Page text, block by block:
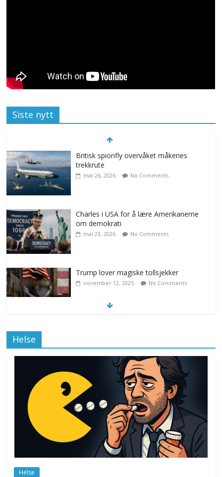
Siste nytt
Britisk spionfly overvåket måkenes
trekkrute
mai 26, 2026 No Comments
Charles i USA for å lære Amerikanerne
om demokrati
mai 23, 2026 No Comments
Trump lover magiske tollsjekker
november 12, 2025 No Comments
Drone stopper flytrafikken i Stockholm,
ekspert mistenker MDG
november 6, 2025 No Comments
Norge innfører nullvisjon for nedbør
juni 23, 2026 No Comments
Helse
Helse